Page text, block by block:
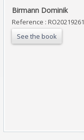
‎Birmann Dominik‎
Reference : RO20219261
See the book